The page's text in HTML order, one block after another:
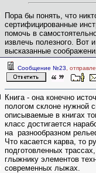
Пора бы понять, что
сертифицированные
помочь в
извлечь полезного. Вот
высказанные
Сообщение №23 ,
Книга - она конечно
пологом склоне нужной
описываемые в книгах
класс достигается
на разнообразном
Что касается карва, то
подготовленных
глыжнику элементов
современных лыжах.